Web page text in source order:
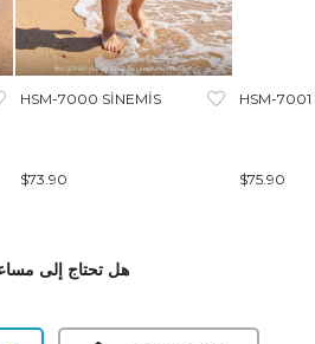
HSM-7000 SİNEMİS
$73.90
HSM-
$75.90
هل تحتاج إلى